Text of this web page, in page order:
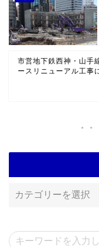
市営地下鉄西神・山手
ースリニューアル工事